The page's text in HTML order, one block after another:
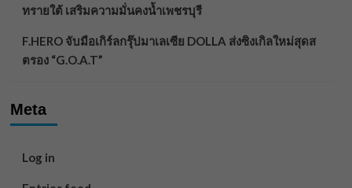
ทรายใต้ เสริมความมั่นคงน้ำเพชรบุรี
F.HERO จับมือเกิร์ลกรุ๊ปมาเลเซีย DOLLA ส่งซิงเกิลใหม่สุดส
ตรอง “G.O.A.T”
Meta
Log in